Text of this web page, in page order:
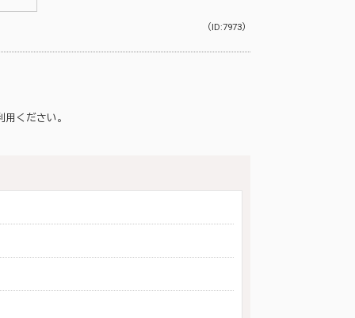
（ID:7973）
ください。